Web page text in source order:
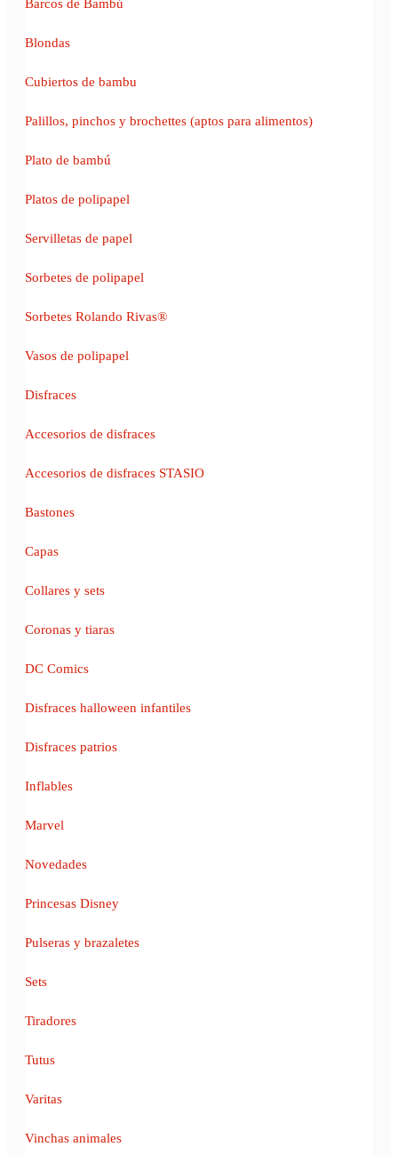
Barcos de Bambú
Blondas
Cubiertos de bambu
Palillos, pinchos y brochettes (aptos para alimentos)
Plato de bambú
Platos de polipapel
Servilletas de papel
Sorbetes de polipapel
Sorbetes Rolando Rivas®
Vasos de polipapel
Disfraces
Accesorios de disfraces
Accesorios de disfraces STASIO
Bastones
Capas
Collares y sets
Coronas y tiaras
DC Comics
Disfraces halloween infantiles
Disfraces patrios
Inflables
Marvel
Novedades
Princesas Disney
Pulseras y brazaletes
Sets
Tiradores
Tutus
Varitas
Vinchas animales